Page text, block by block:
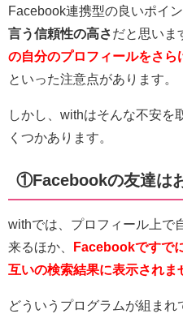
Facebook連携型の良いポイン
言う信頼性の高さだと思いま
の自分のプロフィールをさ
といった注意点があります。
しかし、withはそんな不安を
くつかあります。
①Facebookの友達は
withでは、プロフィール上で
来るほか、
Facebookですで
互いの検索結果に表示されま
どういうプログラムが組まれ